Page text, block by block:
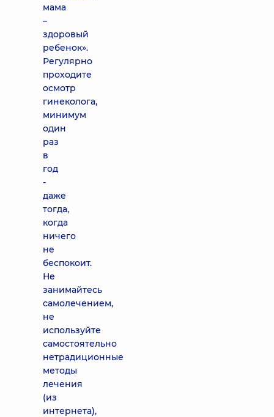
мама
–
здоровый
ребенок».
Регулярно
проходите
осмотр
гинеколога,
минимум
один
раз
в
год
-
даже
тогда,
когда
ничего
не
беспокоит.
Не
занимайтесь
самолечением,
не
используйте
самостоятельно
нетрадиционные
методы
лечения
(из
интернета),